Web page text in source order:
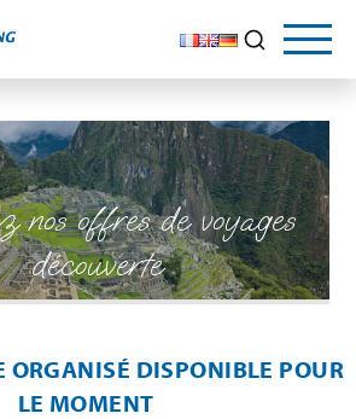
nos offres de voyages
découverte
ORGANISÉ DISPONIBLE POUR
LE MOMENT